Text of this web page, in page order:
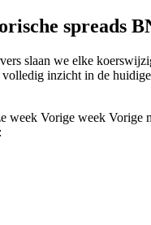
spreads
slaan we elke
inzicht in de
week Vorige week Vorige